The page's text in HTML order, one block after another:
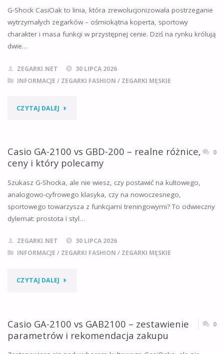
DANE
TECHNICZNE
ZNAJDZIESZ"
G-Shock CasiOak to linia, która zrewolucjonizowała postrzeganie
wytrzymałych zegarków – ośmiokątna koperta, sportowy
charakter i masa funkcji w przystępnej cenie. Dziś na rynku królują
dwie…
ZEGARKI.NET
30 LIPCA 2026
INFORMACJE / ZEGARKI FASHION / ZEGARKI MĘSKIE
CZYTAJ DALEJ "CASIO
B2100
VS
GBM-
2100
DZIELI
Casio GA-2100 vs GBD-200 – realne różnice,
ceny i który polecamy
0
Szukasz G-Shocka, ale nie wiesz, czy postawić na kultowego,
analogowo-cyfrowego klasyka, czy na nowoczesnego,
sportowego towarzysza z funkcjami treningowymi? To odwieczny
dylemat: prostota i styl…
ZEGARKI.NET
30 LIPCA 2026
INFORMACJE / ZEGARKI FASHION / ZEGARKI MĘSKIE
CZYTAJ DALEJ "CASIO
2100
VS
Casio GA-2100 vs GAB2100 – zestawienie
parametrów i rekomendacja zakupu
0